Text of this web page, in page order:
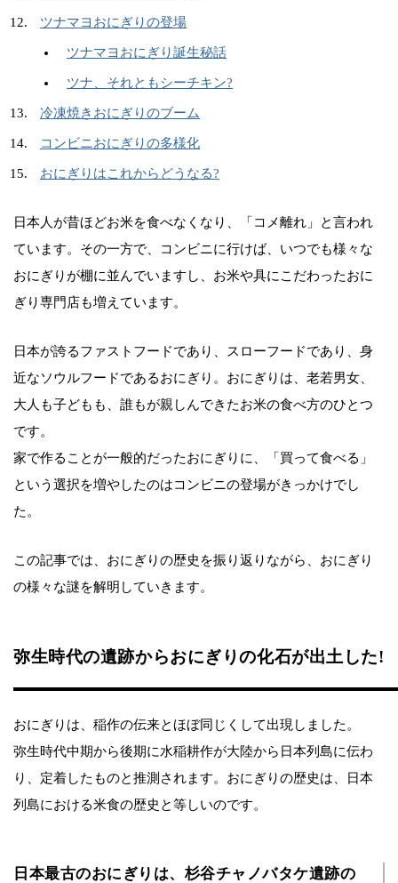
ツナマヨおにぎりの登場
ツナマヨおにぎり誕生秘話
ツナ、それともシーチキン?
冷凍焼きおにぎりのブーム
コンビニおにぎりの多様化
おにぎりはこれからどうなる?
日本人が昔ほどお米を食べなくなり、「コメ離れ」と言われ
ています。その一方で、コンビニに行けば、いつでも様々な
おにぎりが棚に並んでいますし、お米や具にこだわったおに
ぎり専門店も増えています。
日本が誇るファストフードであり、スローフードであり、身
近なソウルフードであるおにぎり。おにぎりは、老若男女、
大人も子どもも、誰もが親しんできたお米の食べ方のひとつ
です。
家で作ることが一般的だったおにぎりに、「買って食べる」
という選択を増やしたのはコンビニの登場がきっかけでし
た。
この記事では、おにぎりの歴史を振り返りながら、おにぎり
の様々な謎を解明していきます。
弥生時代の遺跡からおにぎりの化石が出土した!
おにぎりは、稲作の伝来とほぼ同じくして出現しました。
弥生時代中期から後期に水稲耕作が大陸から日本列島に伝わ
り、定着したものと推測されます。おにぎりの歴史は、日本
列島における米食の歴史と等しいのです。
日本最古のおにぎりは、杉谷チャノバタケ遺跡の